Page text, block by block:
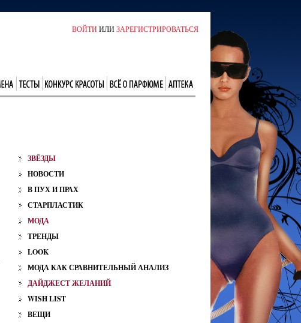
ВОЙТИИЛИЗАРЕГИСТРИРОВАТЬСЯ
ЗВЁЗДЫ
НОВОСТИ
В ПУХ И ПРАХ
СТАРПЛАСТИК
МОДА
ТРЕНДЫ
LOOK
МОДА КАК СРАВНИТЕЛЬНЫЙ АНАЛИЗ
ДАЙДЖЕСТ ЖЕЛАНИЙ
WISH LIST
ВЕЩИ